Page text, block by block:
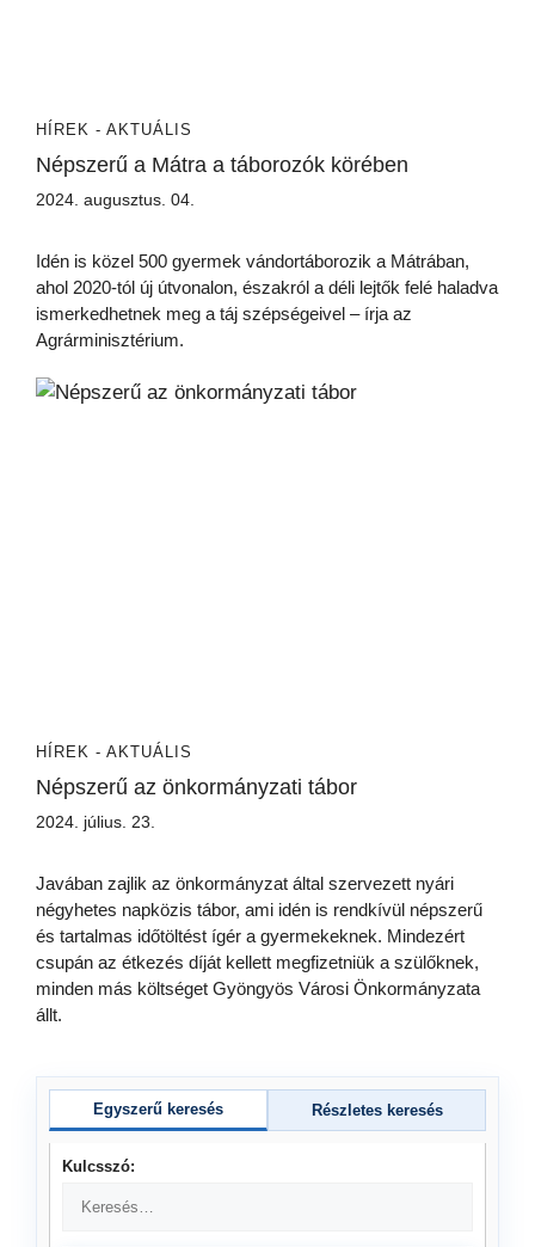
HÍREK - AKTUÁLIS
Népszerű a Mátra a táborozók körében
2024. augusztus. 04.
Idén is közel 500 gyermek vándortáborozik a Mátrában,
ahol 2020-tól új útvonalon, északról a déli lejtők felé haladva
ismerkedhetnek meg a táj szépségeivel – írja az
Agrárminisztérium.
HÍREK - AKTUÁLIS
Népszerű az önkormányzati tábor
2024. július. 23.
Javában zajlik az önkormányzat által szervezett nyári
négyhetes napközis tábor, ami idén is rendkívül népszerű
és tartalmas időtöltést ígér a gyermekeknek. Mindezért
csupán az étkezés díját kellett megfizetniük a szülőknek,
minden más költséget Gyöngyös Városi Önkormányzata
állt.
Egyszerű keresés Részletes keresés
Kulcsszó: